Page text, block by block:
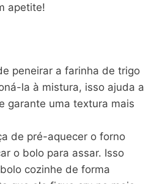
apetite!
peneirar a farinha de trigo
la à mistura, isso ajuda a
garante uma textura mais
de pré-aquecer o forno
o bolo para assar. Isso
cozinhe de forma